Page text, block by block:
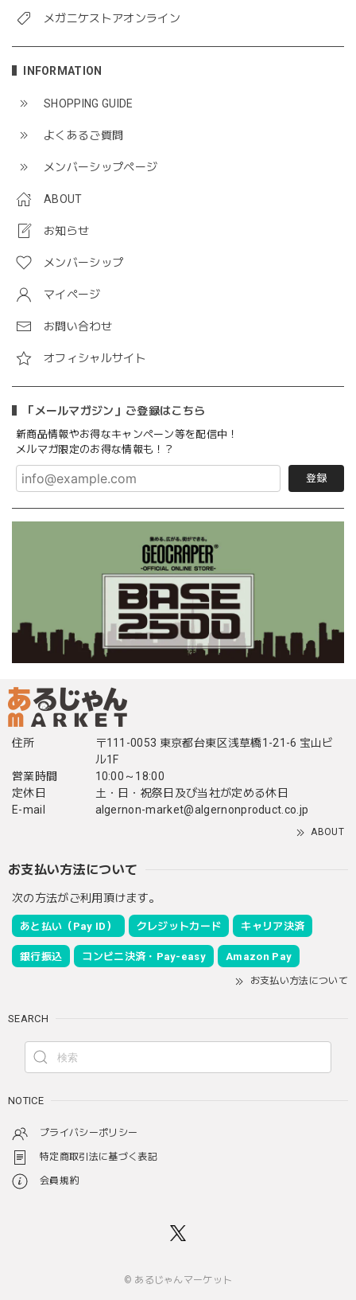
メガニケストアオンライン
INFORMATION
SHOPPING GUIDE
よくあるご質問
メンバーシップページ
ABOUT
お知らせ
メンバーシップ
マイページ
お問い合わせ
オフィシャルサイト
「メールマガジン」ご登録はこちら
新商品情報やお得なキャンペーン等を配信中！
メルマガ限定のお得な情報も！？
登録
住所
〒111-0053 東京都台東区浅草橋1-21-6 宝山ビ
ル1F
営業時間
10:00～18:00
定休日
土・日・祝祭日及び当社が定める休日
E-mail
algernon-market@algernonproduct.co.jp
ABOUT
お支払い方法について
次の方法がご利用頂けます。
あと払い（Pay ID） クレジットカード キャリア決済
銀行振込 コンビニ決済・Pay-easy Amazon Pay
お支払い方法について
SEARCH
NOTICE
プライバシーポリシー
特定商取引法に基づく表記
会員規約
© あるじゃんマーケット